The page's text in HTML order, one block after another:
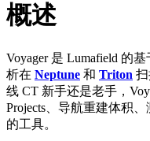
概述
Voyager 是 Lumafield 的
析在 Neptune 和 Triton
线 CT 新手还是老手，
Projects、导航重建体积
的工具。